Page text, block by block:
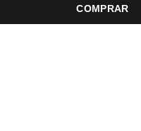
COMPRAR